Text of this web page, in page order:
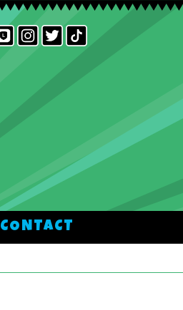
CONTACT